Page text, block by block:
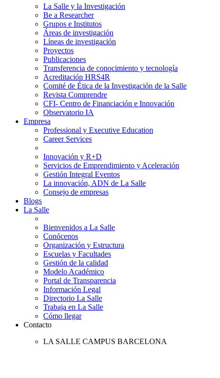
La Salle y la Investigación
Be a Researcher
Grupos e Institutos
Áreas de investigación
Líneas de investigación
Proyectos
Publicaciones
Transferencia de conocimiento y tecnología
Acreditación HRS4R
Comité de Ética de la Investigación de la Salle
Revista Comprendre
CFI- Centro de Financiación e Innovación
Observatorio IA
Empresa
Professional y Executive Education
Career Services
Innovación y R+D
Servicios de Emprendimiento y Aceleración
Gestión Integral Eventos
La innovación, ADN de La Salle
Consejo de empresas
Blogs
La Salle
Bienvenidos a La Salle
Conócenos
Organización y Estructura
Escuelas y Facultades
Gestión de la calidad
Modelo Académico
Portal de Transparencia
Información Legal
Directorio La Salle
Trabaja en La Salle
Cómo llegar
Contacto
LA SALLE CAMPUS BARCELONA